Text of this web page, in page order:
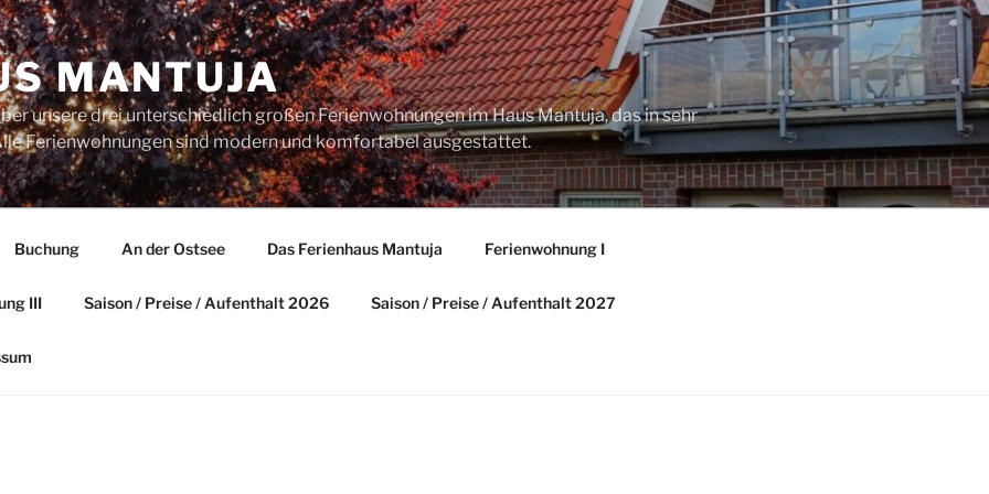
MANTUJA
unsere drei unterschiedlich großen Ferienwohnungen im Haus Mantuja, das in sehr
Ferienwohnungen sind modern und komfortabel ausgestattet.
Buchung An der Ostsee Das Ferienhaus Mantuja Ferienwohnung I
III Saison / Preise / Aufenthalt 2026 Saison / Preise / Aufenthalt 2027